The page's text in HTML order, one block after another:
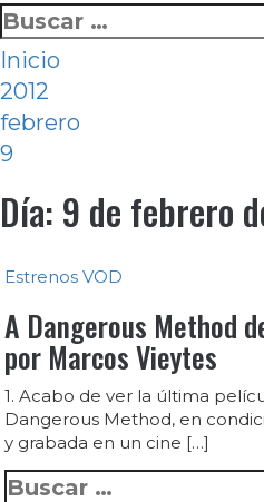
Ir
al
contenido
Buscar:
Inicio
2012
febrero
9
Día: 9 de febrero
Estrenos VOD
A Dangerous Method
por Marcos Vieytes
1. Acabo de ver la última
Dangerous Method, en
y grabada en un cine […]
Buscar: